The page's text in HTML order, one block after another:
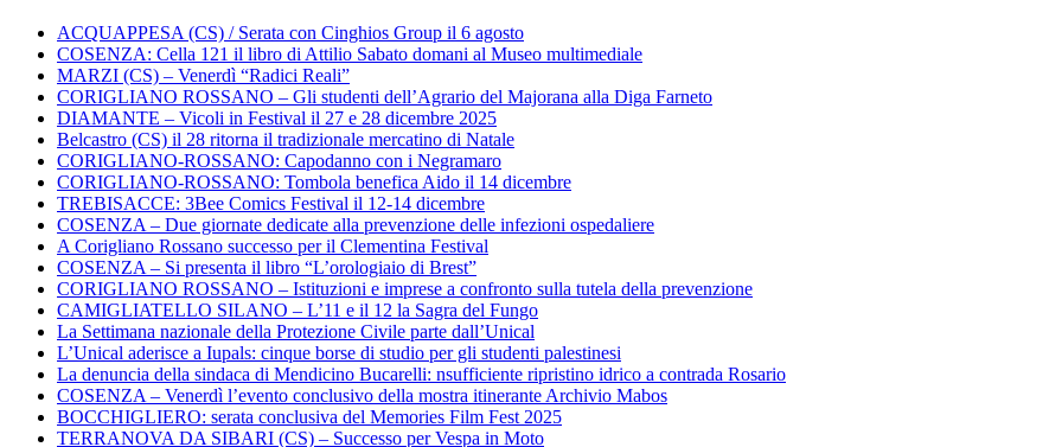
ACQUAPPESA (CS) / Serata con Cinghios Group il 6 agosto
COSENZA: Cella 121 il libro di Attilio Sabato domani al Museo multimediale
MARZI (CS) – Venerdì “Radici Reali”
CORIGLIANO ROSSANO – Gli studenti dell’Agrario del Majorana alla Diga Farneto
DIAMANTE – Vicoli in Festival il 27 e 28 dicembre 2025
Belcastro (CS) il 28 ritorna il tradizionale mercatino di Natale
CORIGLIANO-ROSSANO: Capodanno con i Negramaro
CORIGLIANO-ROSSANO: Tombola benefica Aido il 14 dicembre
TREBISACCE: 3Bee Comics Festival il 12-14 dicembre
COSENZA – Due giornate dedicate alla prevenzione delle infezioni ospedaliere
A Corigliano Rossano successo per il Clementina Festival
COSENZA – Si presenta il libro “L’orologiaio di Brest”
CORIGLIANO ROSSANO – Istituzioni e imprese a confronto sulla tutela della prevenzione
CAMIGLIATELLO SILANO – L’11 e il 12 la Sagra del Fungo
La Settimana nazionale della Protezione Civile parte dall’Unical
L’Unical aderisce a Iupals: cinque borse di studio per gli studenti palestinesi
La denuncia della sindaca di Mendicino Bucarelli: nsufficiente ripristino idrico a contrada Rosario
COSENZA – Venerdì l’evento conclusivo della mostra itinerante Archivio Mabos
BOCCHIGLIERO: serata conclusiva del Memories Film Fest 2025
TERRANOVA DA SIBARI (CS) – Successo per Vespa in Moto